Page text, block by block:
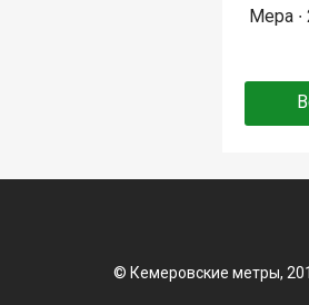
Мера ∙
© Кемеровские метры,